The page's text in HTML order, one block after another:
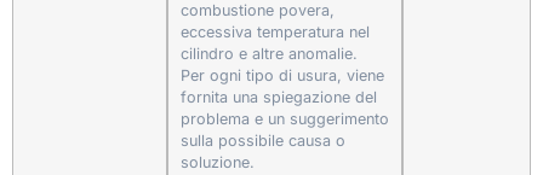
combustione povera,
eccessiva temperatura nel
cilindro e altre anomalie.
Per ogni tipo di usura, viene
fornita una spiegazione del
problema e un suggerimento
sulla possibile causa o
soluzione.